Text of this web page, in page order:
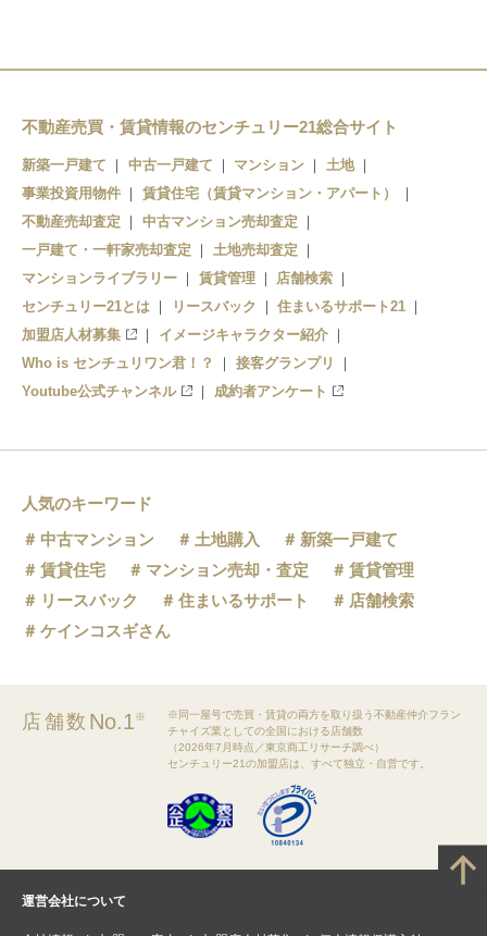
筒井駅
青森駅
不動産売買・賃貸情報のセンチュリー21総合サイト
新築一戸建て 中古一戸建て マンション
土地
事業投資用物件
賃貸住宅（賃貸マンション・アパート）
不動産売却査定
中古マンション売却査定
一戸建て・一軒家売却査定
土地売却査定
マンションライブラリー
賃貸管理
店舗検索
センチュリー21とは
リースバック
住まいるサポート21
加盟店人材募集
イメージキャラクター紹介
Who is センチュリワン君！？
接客グランプリ
Youtube公式チャンネル
成約者アンケート
人気のキーワード
中古マンション
土地購入
新築一戸建て
賃貸住宅
マンション売却・査定
賃貸管理
リースバック
住まいるサポート
店舗検索
ケインコスギさん
店舗数 No.1※
※同一屋号で売買・賃貸の両方を取り扱う不動産仲介フラン
チャイズ業としての全国における店舗数
（2026年7月時点／東京商工リサーチ調べ）
センチュリー21の加盟店は、すべて独立・自営です。
運営会社について